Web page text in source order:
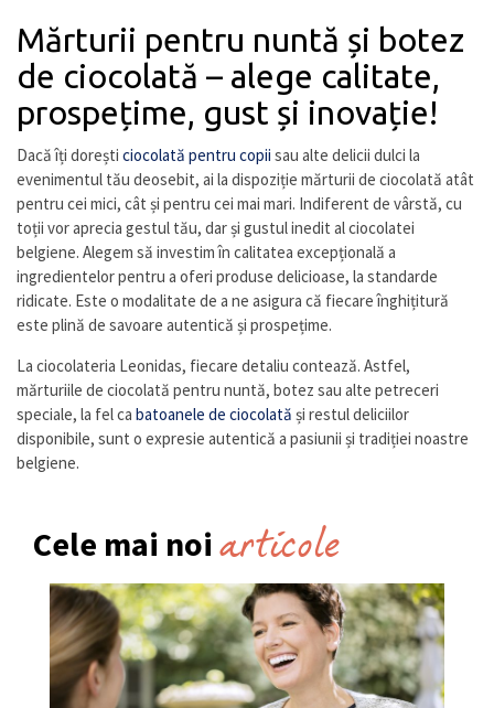
Mărturii pentru nuntă și botez
de ciocolată – alege calitate,
prospețime, gust și inovație!
Dacă îți dorești ciocolată pentru copii sau alte delicii dulci la
evenimentul tău deosebit, ai la dispoziție mărturii de ciocolată atât
pentru cei mici, cât și pentru cei mai mari. Indiferent de vârstă, cu
toții vor aprecia gestul tău, dar și gustul inedit al ciocolatei
belgiene. Alegem să investim în calitatea excepțională a
ingredientelor pentru a oferi produse delicioase, la standarde
ridicate. Este o modalitate de a ne asigura că fiecare înghițitură
este plină de savoare autentică și prospețime.
La ciocolateria Leonidas, fiecare detaliu contează. Astfel,
mărturiile de ciocolată pentru nuntă, botez sau alte petreceri
speciale, la fel ca batoanele de ciocolată și restul deliciilor
disponibile, sunt o expresie autentică a pasiunii și tradiției noastre
belgiene.
Cele mai noi articole